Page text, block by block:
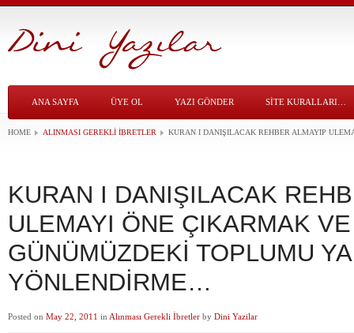
ANA SAYFA ÜYE OL YAZI GÖNDER SITE KURALLARI…
HOME ALINMASI GEREKLI İBRETLER KURAN I DANIŞILACAK REHBER ALMAYIP
KURAN I DANIŞILACAK
ULEMAYI ÖNE ÇIKARMAK VE
GÜNÜMÜZDEKİ TOPLUMU
YÖNLENDİRME…
Posted on May 22, 2011 in Alınması Gerekli İbretler by Dini Yazilar